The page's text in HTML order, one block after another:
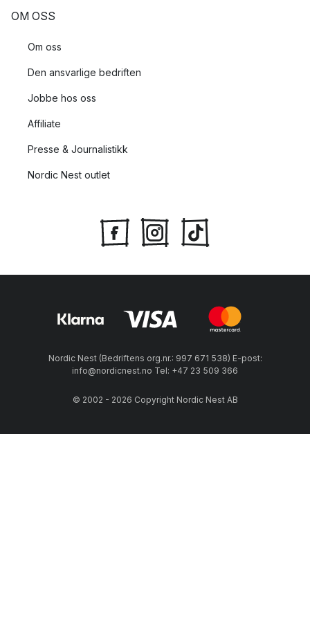
OM OSS
Om oss
Den ansvarlige bedriften
Jobbe hos oss
Affiliate
Presse & Journalistikk
Nordic Nest outlet
Nordic Nest (Bedriftens org.nr.: 997 671 538) E-post:
info@nordicnest.no Tel: +47 23 509 366
© 2002 - 2026 Copyright Nordic Nest AB